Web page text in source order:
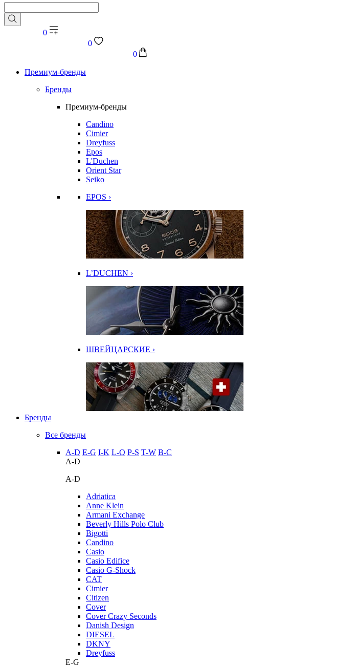
0
0
0
Премиум-бренды
Бренды
Премиум-бренды
Candino
Cimier
Dreyfuss
Epos
L'Duchen
Orient Star
Seiko
EPOS ›
L’DUCHEN ›
ШВЕЙЦАРСКИЕ ›
Бренды
Все бренды
A-D E-G I-K L-O P-S T-W В-С
A-D
A-D
Adriatica
Anne Klein
Armani Exchange
Beverly Hills Polo Club
Bigotti
Candino
Casio
Casio Edifice
Casio G-Shock
CAT
Cimier
Citizen
Cover
Cover Crazy Seconds
Danish Design
DIESEL
DKNY
Dreyfuss
E-G